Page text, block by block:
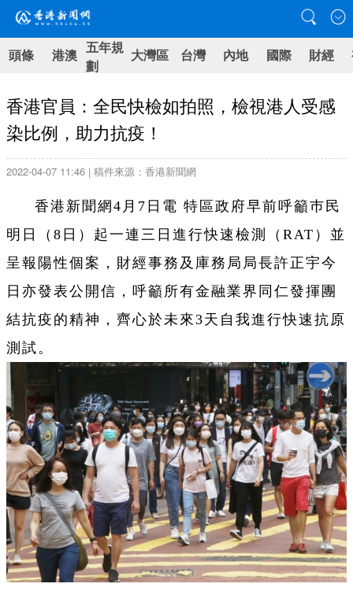
頭條 港澳 五年規
劃
大灣區 台灣 內地 國際 財經
香港官員：全民快檢如拍照，檢視港人受感
染比例，助力抗疫！
2022-04-07 11:46 | 稿件來源：香港新聞網
香港新聞網4月7日電 特區政府早前呼籲巿民
明日（8日）起一連三日進行快速檢測（RAT）並
呈報陽性個案，財經事務及庫務局局長許正宇今
日亦發表公開信，呼籲所有金融業界同仁發揮團
結抗疫的精神，齊心於未來3天自我進行快速抗原
測試。